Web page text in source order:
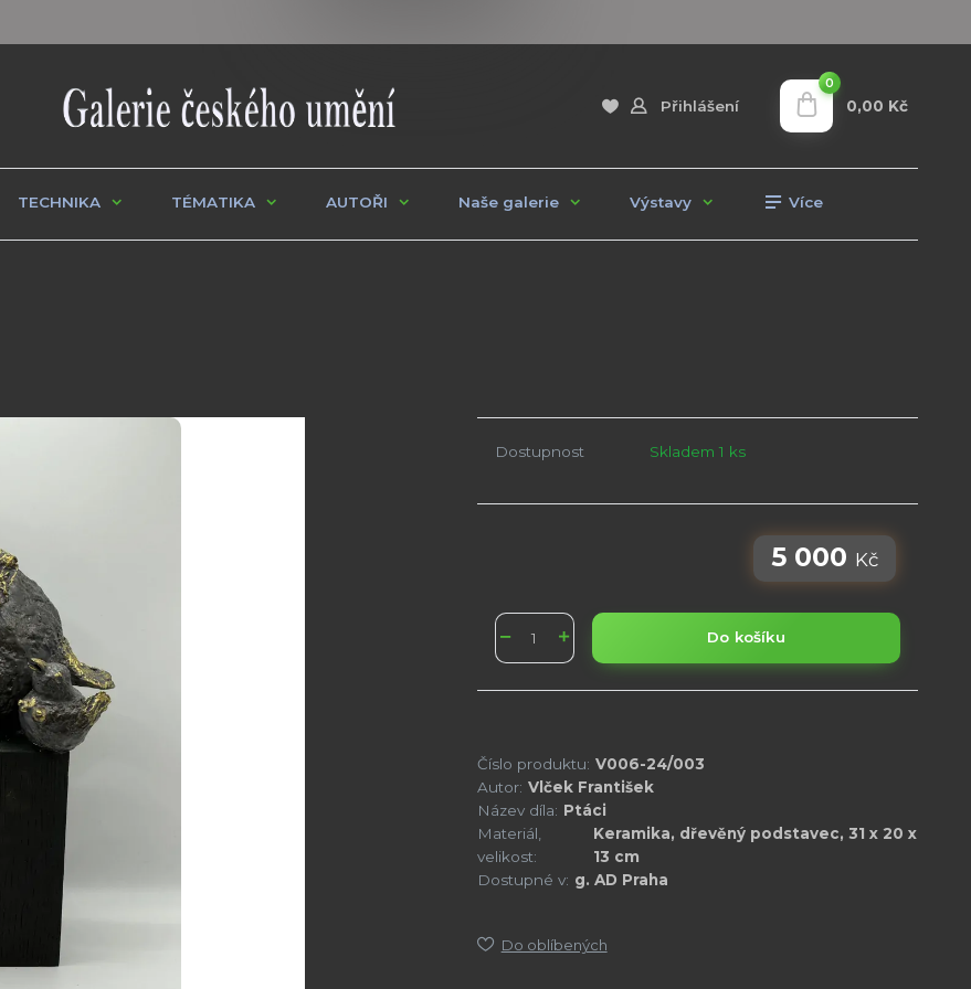
Přihlášení
0
0,00 Kč
TECHNIKA TÉMATIKA AUTOŘI Naše galerie Výstavy Více
Dostupnost Skladem 1 ks
5 000 Kč
Do košíku
Číslo produktu: V006-24/003
Autor: Vlček František
Název díla: Ptáci
Materiál,
velikost:
Keramika, dřevěný podstavec, 31 x 20 x
13 cm
Dostupné v: g. AD Praha
Do oblíbených